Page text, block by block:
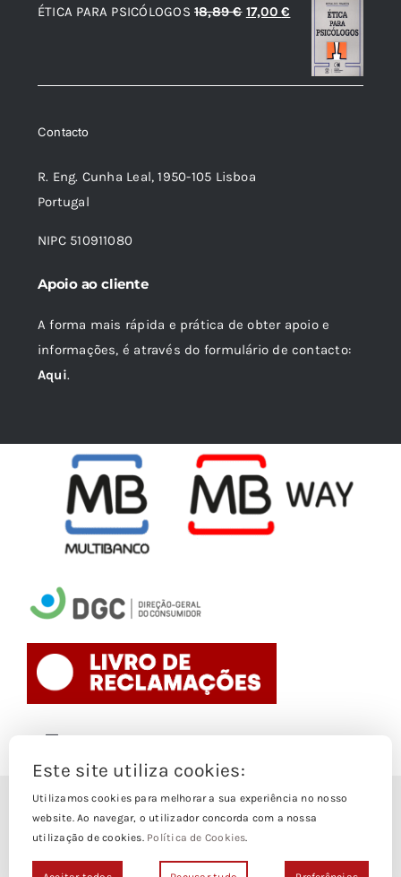
ÉTICA PARA PSICÓLOGOS 18,89€ O
era:
17,00€
preço
atual
é:
Contacto
R. Eng. Cunha Leal, 1950-105 Lisboa
Portugal
NIPC 510911080
Apoio ao cliente
A forma mais rápida e prática de obter apoio e
informações, é através do formulário de contacto:
Aqui.
Navigation
Termos e Condições
© Copyright 1988- 2026
Loja Edições Piaget byPiaget Ensino Superior
direitos Reservados | Powered by
Este site utiliza cookies:
Utilizamos cookies para melhorar a sua experiência no nosso
website. Ao navegar, o utilizador concorda com a nossa
utilização de cookies. Política de Cookies.